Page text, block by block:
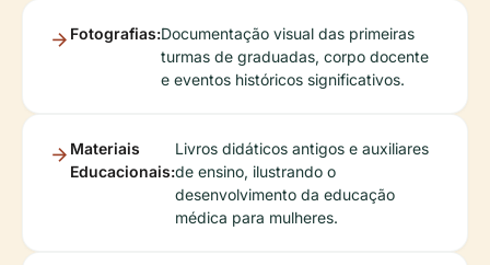
Fotografias:Documentação visual das primeiras
turmas de graduadas, corpo docente
e eventos históricos significativos.
Materiais
Educacionais:
Livros didáticos antigos e auxiliares
de ensino, ilustrando o
desenvolvimento da educação
médica para mulheres.